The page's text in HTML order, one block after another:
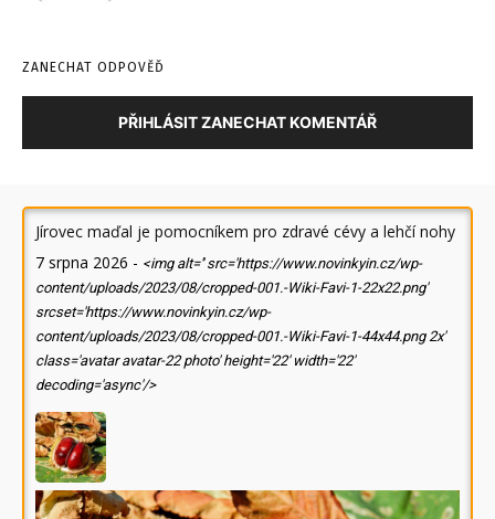
ZANECHAT ODPOVĚĎ
PŘIHLÁSIT ZANECHAT KOMENTÁŘ
Jírovec maďal je pomocníkem pro zdravé cévy a lehčí nohy
7 srpna 2026 - <img alt='' src='https://www.novinkyin.cz/wp-
content/uploads/2023/08/cropped-001.-Wiki-Favi-1-22x22.png'
srcset='https://www.novinkyin.cz/wp-
content/uploads/2023/08/cropped-001.-Wiki-Favi-1-44x44.png 2x'
class='avatar avatar-22 photo' height='22' width='22'
decoding='async'/>